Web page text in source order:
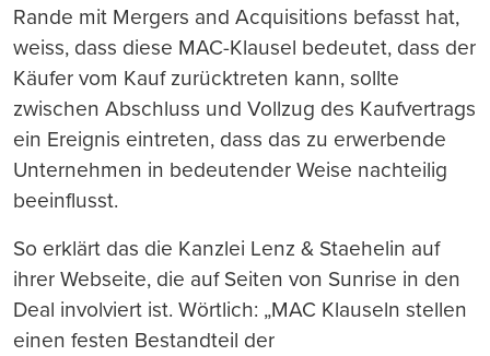
Rande mit Mergers and Acquisitions befasst hat,
weiss, dass diese MAC-Klausel bedeutet, dass der
Käufer vom Kauf zurücktreten kann, sollte
zwischen Abschluss und Vollzug des Kaufvertrags
ein Ereignis eintreten, dass das zu erwerbende
Unternehmen in bedeutender Weise nachteilig
beeinflusst.
So erklärt das die Kanzlei Lenz & Staehelin auf
ihrer Webseite, die auf Seiten von Sunrise in den
Deal involviert ist. Wörtlich: „MAC Klauseln stellen
einen festen Bestandteil der